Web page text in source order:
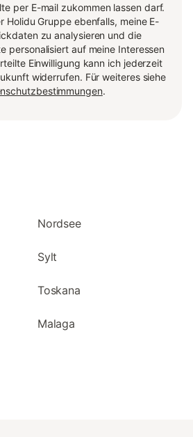
per E-mail zukommen lassen darf.
Holidu Gruppe ebenfalls, meine E-
zu analysieren und die
personalisiert auf meine Interessen
Einwilligung kann ich jederzeit
widerrufen. Für weiteres siehe
.
Nordsee
Sylt
Toskana
Malaga